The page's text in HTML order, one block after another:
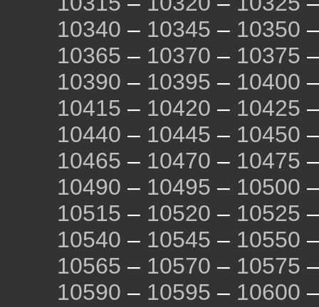
10340 – 10345 – 10350
10365 – 10370 – 10375
10390 – 10395 – 10400
10415 – 10420 – 10425
10440 – 10445 – 10450
10465 – 10470 – 10475
10490 – 10495 – 10500
10515 – 10520 – 10525
10540 – 10545 – 10550
10565 – 10570 – 10575
10590 – 10595 – 10600